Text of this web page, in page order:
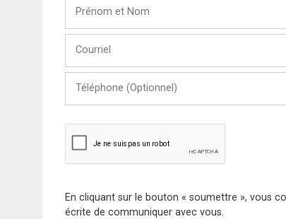
Nom
(Optionnel)
En cliquant sur le bouton « soumettre », vous
écrite de communiquer avec vous.